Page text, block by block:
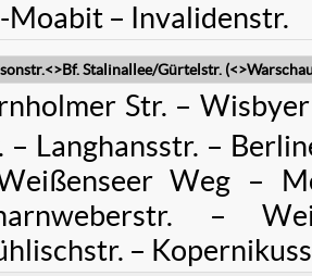
– Invalidenstr.
Stalinallee/Gürtelstr.
Str. –
– Langhansstr. –
Weg –
–
–